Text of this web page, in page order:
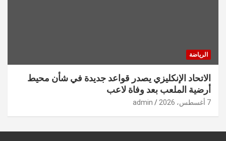
الرياضة
الاتحاد الإنكليزي يصدر قواعد جديدة في شأن محيط
أرضية الملعب بعد وفاة لاعب
7 أغسطس، 2026 admin